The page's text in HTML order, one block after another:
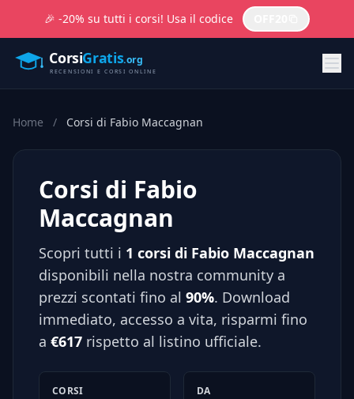
🎉 -20% su tutti i corsi! Usa il codice
Home / Corsi di Fabio Maccagnan
Corsi di Fabio
Maccagnan
Scopri tutti i 1 corsi di Fabio Maccagnan
disponibili nella nostra community a
prezzi scontati fino al 90%. Download
immediato, accesso a vita, risparmi fino
a €617 rispetto al listino ufficiale.
CORSI DA